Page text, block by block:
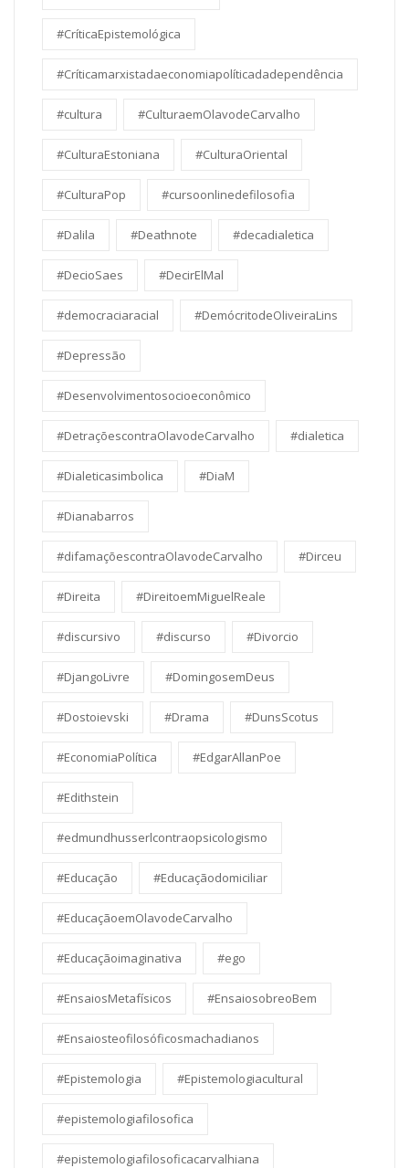
#CríticaEpistemológica
#Críticamarxistadaeconomiapolíticadadependência
#cultura #CulturaemOlavodeCarvalho
#CulturaEstoniana #CulturaOriental
#CulturaPop #cursoonlinedefilosofia
#Dalila #Deathnote #decadialetica
#DecioSaes #DecirElMal
#democraciaracial #DemócritodeOliveiraLins
#Depressão
#Desenvolvimentosocioeconômico
#DetraçõescontraOlavodeCarvalho #dialetica
#Dialeticasimbolica #DiaM
#Dianabarros
#difamaçõescontraOlavodeCarvalho #Dirceu
#Direita #DireitoemMiguelReale
#discursivo #discurso #Divorcio
#DjangoLivre #DomingosemDeus
#Dostoievski #Drama #DunsScotus
#EconomiaPolítica #EdgarAllanPoe
#Edithstein
#edmundhusserlcontraopsicologismo
#Educação #Educaçãodomiciliar
#EducaçãoemOlavodeCarvalho
#Educaçãoimaginativa #ego
#EnsaiosMetafísicos #EnsaiosobreoBem
#Ensaiosteofilosóficosmachadianos
#Epistemologia #Epistemologiacultural
#epistemologiafilosofica
#epistemologiafilosoficacarvalhiana